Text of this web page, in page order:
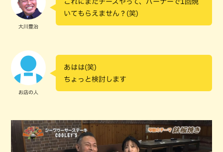
大川豊治
これにまたチーズやって、バーナーで1回焼
いてもらえません？(笑)
お店の人
あはは(笑)
ちょっと検討します